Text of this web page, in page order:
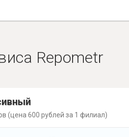
Repometr
(цена 600 рублей за 1 филиал)